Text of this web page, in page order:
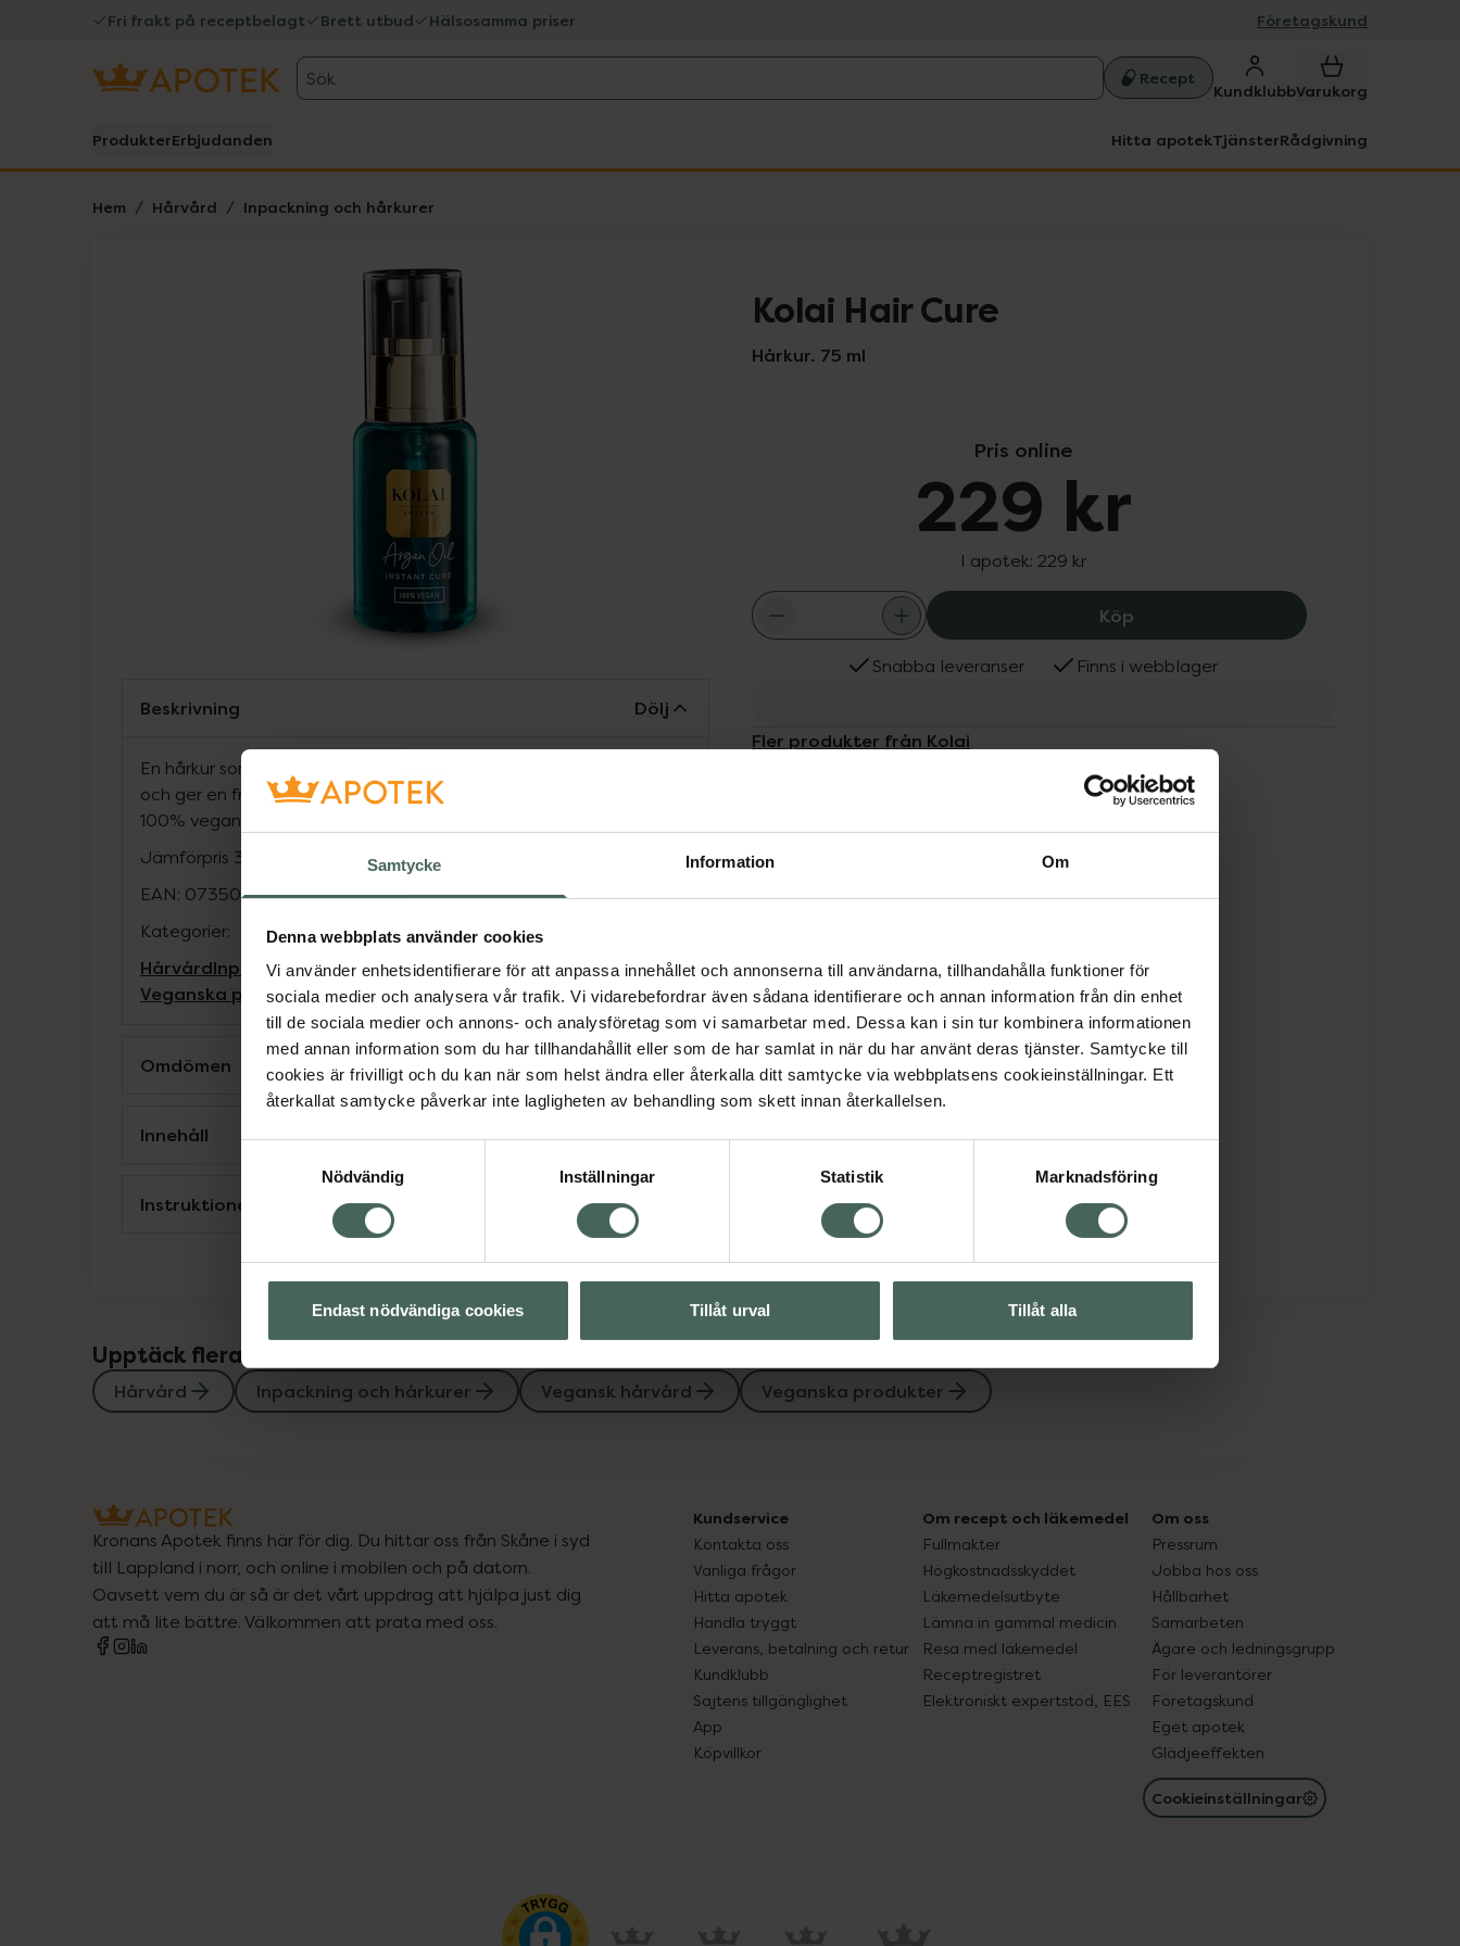
Samtycke Information Om
Denna webbplats använder cookies
Vi använder enhetsidentifierare för att anpassa innehållet och annonserna till användarna, tillhandahålla funktioner för
sociala medier och analysera vår trafik. Vi vidarebefordrar även sådana identifierare och annan information från din enhet
till de sociala medier och annons- och analysföretag som vi samarbetar med. Dessa kan i sin tur kombinera informationen
med annan information som du har tillhandahållit eller som de har samlat in när du har använt deras tjänster. Samtycke till
cookies är frivilligt och du kan när som helst ändra eller återkalla ditt samtycke via webbplatsens cookieinställningar. Ett
återkallat samtycke påverkar inte lagligheten av behandling som skett innan återkallelsen.
Nödvändig
Inställningar Statistik Marknadsföring
Endast nödvändiga cookies Tillåt urval Tillåt alla
Fri frakt på receptbelagt Brett utbud Hälsosamma priser Företagskund
Sök Recept
KundklubbVarukorg
ProdukterErbjudanden Hitta apotekTjänsterRådgivning
Hem Hårvård Inpackning och hårkurer
Lista: . Innehåller 1 objekt. Kolai Hair Cure
Hårkur. 75 ml
Pris online
229 kr
I apotek: 229 kr
Köp Kolai Hair Cure, 229 kr.
Snabba leveranser Finns i webblager
Fler produkter från Kolai
Beskrivning Dölj
En hårkur som ger omedelbar näring till torrt hår. Absorberas snabbt
och ger en frisk glans och lyxig finish. Motverkar kluvna hårtoppar.
100% vegan.
Jämförpris 3053,33 kr
EAN: 07350110350056
Kategorier:
HårvårdInpackning och hårkurerVegansk hårvård
Veganska produkter
Omdömen Visa
Innehåll Visa
Instruktioner Visa
Upptäck flera produkter inom
Hårvård Inpackning och hårkurer Vegansk hårvård Veganska produkter
Kronans Apotek finns här för dig. Du hittar oss från Skåne i syd
till Lappland i norr, och online i mobilen och på datorn.
Oavsett vem du är så är det vårt uppdrag att hjälpa just dig
att må lite bättre. Välkommen att prata med oss.
Kundservice
Kontakta oss
Vanliga frågor
Hitta apotek
Handla tryggt
Leverans, betalning och retur
Kundklubb
Sajtens tillgänglighet
App
Köpvillkor
Om recept och läkemedel
Fullmakter
Högkostnadsskyddet
Läkemedelsutbyte
Lämna in gammal medicin
Resa med läkemedel
Receptregistret
Elektroniskt expertstöd, EES
Om oss
Pressrum
Jobba hos oss
Hållbarhet
Samarbeten
Ägare och ledningsgrupp
För leverantörer
Företagskund
Eget apotek
Glädjeeffekten
Cookieinställningar